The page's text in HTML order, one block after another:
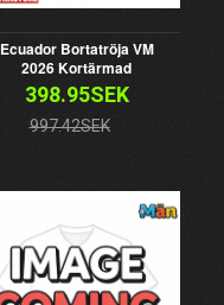
Ecuador Bortatröja VM
2026 Kortärmad
398.95SEK
997.42SEK